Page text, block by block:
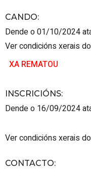
CANDO:
Dende o 01/10/2024
Ver condicións xerais
XA REMATOU
INSCRICIÓNS:
Dende o 16/09/2024
Ver condicións xerais
CONTACTO: